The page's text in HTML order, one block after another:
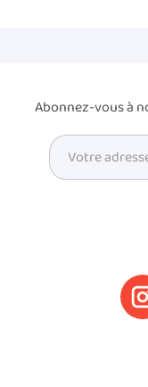
Abonnez-vous à